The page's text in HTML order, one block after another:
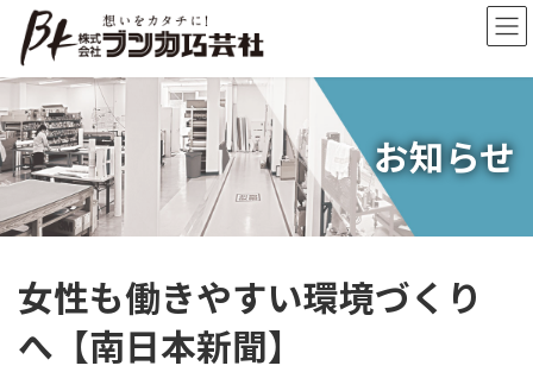
ン
ツ
へ
ス
キ
ッ
プ
ー
シ
ョ
ン
に
移
動
お知らせ
女性も働きやすい環境づくり
へ【南日本新聞】